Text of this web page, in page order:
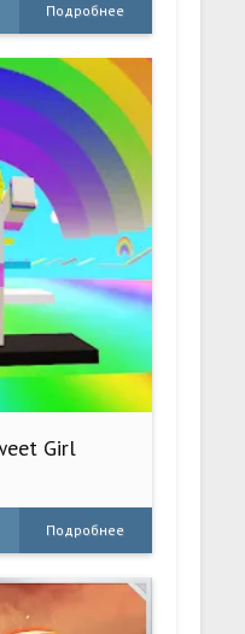
Подробнее
Girl
Подробнее